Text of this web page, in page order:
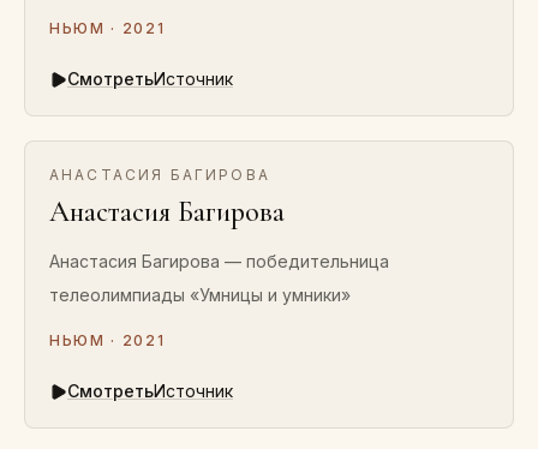
НЬЮМ · 2021
СмотретьИсточник
АНАСТАСИЯ БАГИРОВА
Анастасия Багирова
Анастасия Багирова — победительница
телеолимпиады «Умницы и умники»
НЬЮМ · 2021
СмотретьИсточник